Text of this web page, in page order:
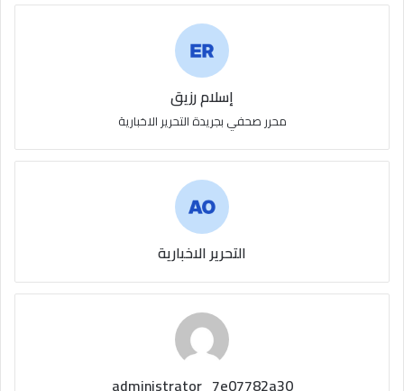
إسلام رزيق
محرر صحفي بجريدة التحرير الاخبارية
التحرير الاخبارية